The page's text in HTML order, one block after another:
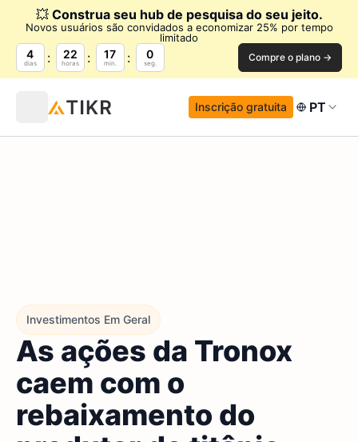
💥 Construa seu hub de pesquisa do seu jeito.
Novos usuários são convidados a economizar 25% por tempo
limitado
4
dias
22
horas
16
min.
59
seg. Compre o plano →
Inscrição gratuita PT
Investimentos Em Geral
As ações da Tronox
caem com o
rebaixamento do